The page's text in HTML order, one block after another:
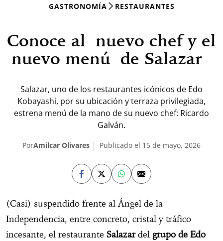
GASTRONOMÍA RESTAURANTES
Conoce al nuevo chef y el
nuevo menú de Salazar
Salazar, uno de los restaurantes icónicos de Edo
Kobayashi, por su ubicación y terraza privilegiada,
estrena menú de la mano de su nuevo chef: Ricardo
Galván.
PorAmilcar Olivares Publicado el 15 de mayo, 2026
(Casi) suspendido frente al Ángel de la
Independencia, entre concreto, cristal y tráfico
incesante, el restaurante Salazardel grupo de Edo